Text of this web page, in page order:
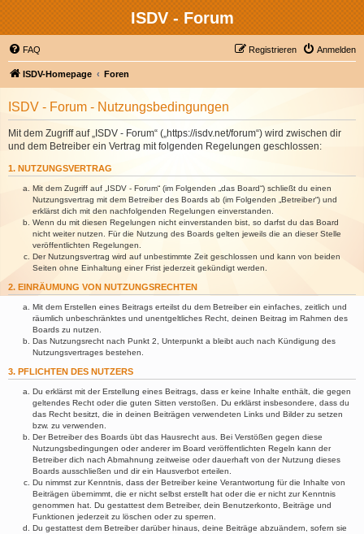
ISDV - Forum
FAQ Anmelden
Registrieren
ISDV-Homepage Foren
ISDV - Forum - Nutzungsbedingungen
Mit dem Zugriff auf „ISDV - Forum“ („https://isdv.net/forum“) wird zwischen dir
und dem Betreiber ein Vertrag mit folgenden Regelungen geschlossen:
1. NUTZUNGSVERTRAG
Mit dem Zugriff auf „ISDV - Forum“ (im Folgenden „das Board“) schließt du einen
Nutzungsvertrag mit dem Betreiber des Boards ab (im Folgenden „Betreiber“) und
erklärst dich mit den nachfolgenden Regelungen einverstanden.
Wenn du mit diesen Regelungen nicht einverstanden bist, so darfst du das Board
nicht weiter nutzen. Für die Nutzung des Boards gelten jeweils die an dieser Stelle
veröffentlichten Regelungen.
Der Nutzungsvertrag wird auf unbestimmte Zeit geschlossen und kann von beiden
Seiten ohne Einhaltung einer Frist jederzeit gekündigt werden.
2. EINRÄUMUNG VON NUTZUNGSRECHTEN
Mit dem Erstellen eines Beitrags erteilst du dem Betreiber ein einfaches, zeitlich und
räumlich unbeschränktes und unentgeltliches Recht, deinen Beitrag im Rahmen des
Boards zu nutzen.
Das Nutzungsrecht nach Punkt 2, Unterpunkt a bleibt auch nach Kündigung des
Nutzungsvertrages bestehen.
3. PFLICHTEN DES NUTZERS
Du erklärst mit der Erstellung eines Beitrags, dass er keine Inhalte enthält, die gegen
geltendes Recht oder die guten Sitten verstoßen. Du erklärst insbesondere, dass du
das Recht besitzt, die in deinen Beiträgen verwendeten Links und Bilder zu setzen
bzw. zu verwenden.
Der Betreiber des Boards übt das Hausrecht aus. Bei Verstößen gegen diese
Nutzungsbedingungen oder anderer im Board veröffentlichten Regeln kann der
Betreiber dich nach Abmahnung zeitweise oder dauerhaft von der Nutzung dieses
Boards ausschließen und dir ein Hausverbot erteilen.
Du nimmst zur Kenntnis, dass der Betreiber keine Verantwortung für die Inhalte von
Beiträgen übernimmt, die er nicht selbst erstellt hat oder die er nicht zur Kenntnis
genommen hat. Du gestattest dem Betreiber, dein Benutzerkonto, Beiträge und
Funktionen jederzeit zu löschen oder zu sperren.
Du gestattest dem Betreiber darüber hinaus, deine Beiträge abzuändern, sofern sie